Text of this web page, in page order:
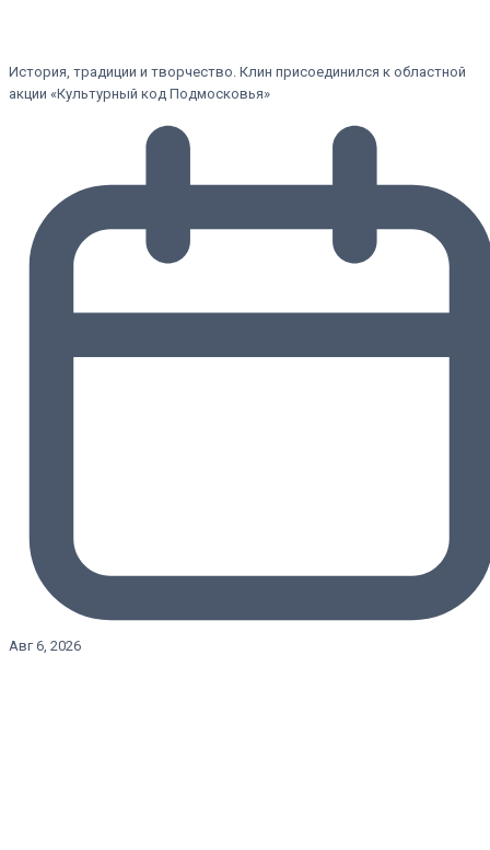
История, традиции и творчество. Клин присоединился к областной
акции «Культурный код Подмосковья»
Авг 6, 2026